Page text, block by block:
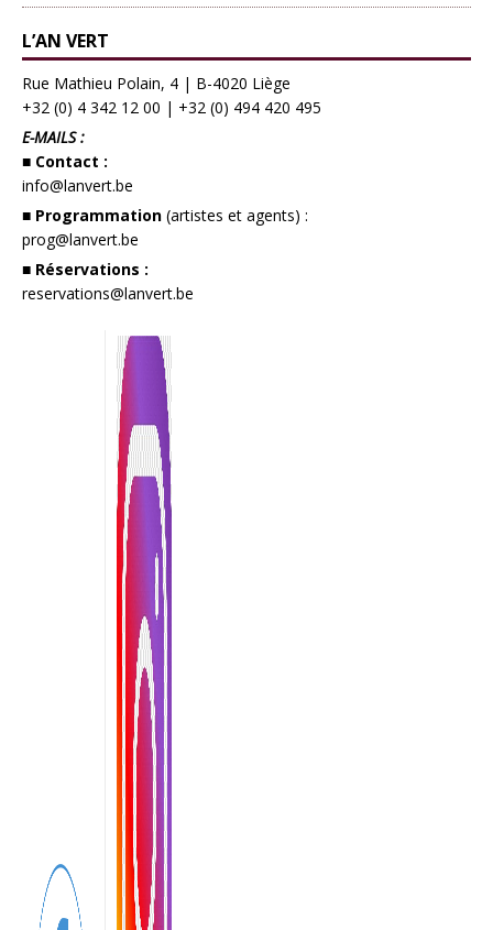
L’AN VERT
Rue Mathieu Polain, 4 | B-4020 Liège
+32 (0) 4 342 12 00 | +32 (0) 494 420 495
E-MAILS :
■ Contact :
info@lanvert.be
■ Programmation (artistes et agents) :
prog@lanvert.be
■ Réservations :
reservations@lanvert.be